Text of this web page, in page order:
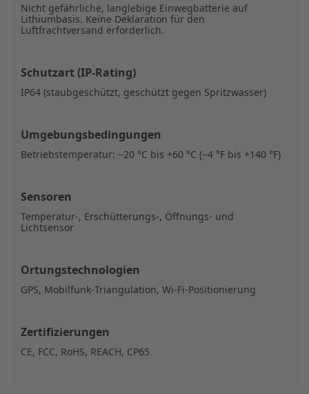
Nicht gefährliche, langlebige Einwegbatterie auf
Lithiumbasis. Keine Deklaration für den
Luftfrachtversand erforderlich.
Schutzart (IP-Rating)
IP64 (staubgeschützt, geschützt gegen Spritzwasser)
Umgebungsbedingungen
Betriebstemperatur: −20 °C bis +60 °C (−4 °F bis +140 °F)
Sensoren
Temperatur‑, Erschütterungs‑, Öffnungs‑ und
Lichtsensor
Ortungstechnologien
GPS, Mobilfunk‑Triangulation, Wi‑Fi‑Positionierung
Zertifizierungen
CE, FCC, RoHS, REACH, CP65